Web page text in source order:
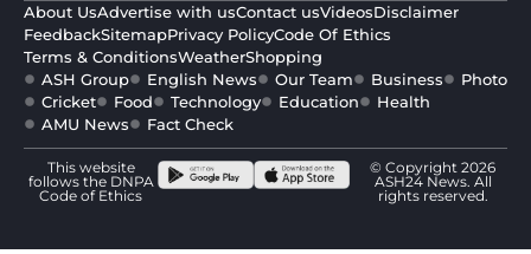
About UsAdvertise with usContact usVideosDisclaimer
FeedbackSitemapPrivacy PolicyCode Of Ethics
Terms & ConditionsWeatherShopping
ASH Group
English News Our Team Business
Photo
Cricket
Food Technology Education
Health
AMU News
Fact Check
This website
follows the DNPA
Code of Ethics
© Copyright 2026
ASH24 News. All
rights reserved.